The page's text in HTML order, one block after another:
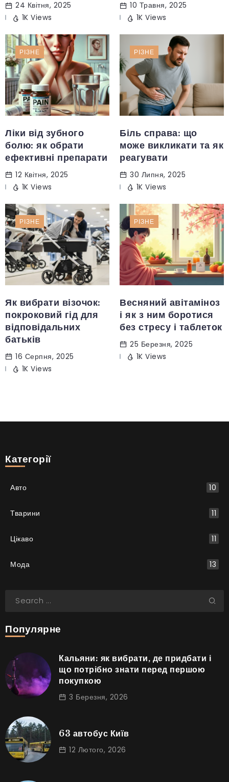
24 Квітня, 2025
1K Views
10 Травня, 2025
1K Views
РІЗНЕ
Ліки від зубного
болю: як обрати
ефективні препарати
12 Квітня, 2025
1K Views
РІЗНЕ
Біль справа: що
може викликати та як
реагувати
30 Липня, 2025
1K Views
РІЗНЕ
Як вибрати візочок:
покроковий гід для
відповідальних
батьків
16 Серпня, 2025
1K Views
РІЗНЕ
Весняний авітаміноз
і як з ним боротися
без стресу і таблеток
25 Березня, 2025
1K Views
Категорії
Авто 10
Тварини 11
Цікаво 11
Мода 13
Популярне
Кальяни: як вибрати, де придбати і
що потрібно знати перед першою
покупкою
3 Березня, 2026
63 автобус Київ
12 Лютого, 2026